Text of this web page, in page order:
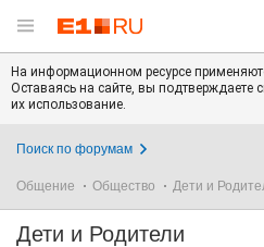
На информационном ресурсе
Оставаясь на сайте, вы подтверждаете
их использование.
Поиск по форумам
Общение Общество Дети и
Дети и Родители